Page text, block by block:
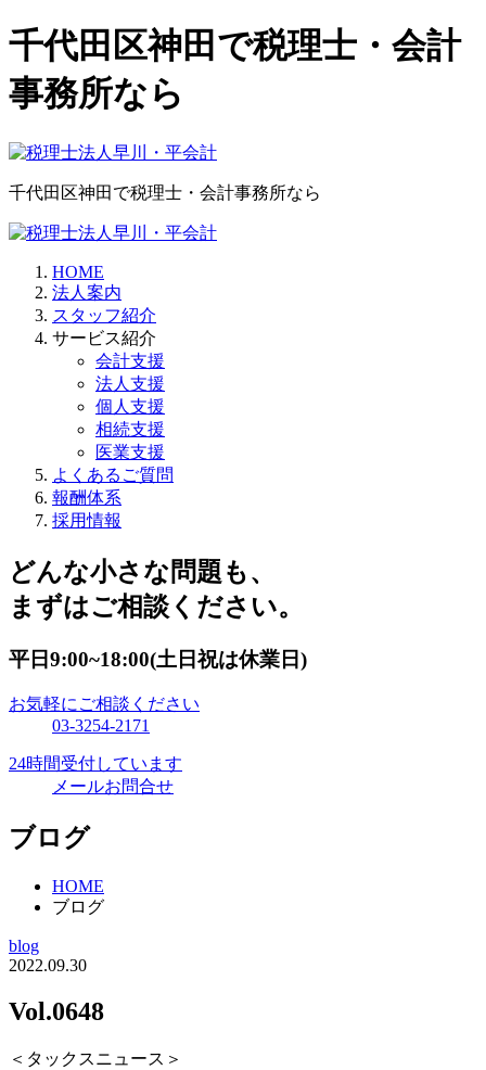
千代田区神田で税理士・会計
事務所なら
千代田区神田で税理士・会計事務所なら
HOME
法人案内
スタッフ紹介
サービス紹介
会計支援
法人支援
個人支援
相続支援
医業支援
よくあるご質問
報酬体系
採用情報
どんな小さな問題も、
まずはご相談ください。
平日9:00~18:00(土日祝は休業日)
お気軽にご相談ください
03-3254-2171
24時間受付しています
メールお問合せ
ブログ
HOME
ブログ
blog
2022.09.30
Vol.0648
＜タックスニュース＞